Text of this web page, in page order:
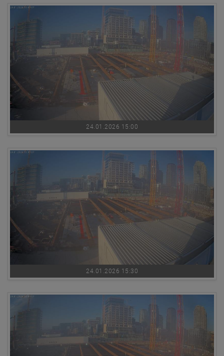
24.01.2026 15:00
24.01.2026 15:30